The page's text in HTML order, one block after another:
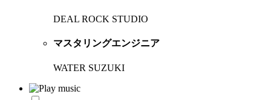
DEAL ROCK STUDIO
マスタリングエンジニア
WATER SUZUKI